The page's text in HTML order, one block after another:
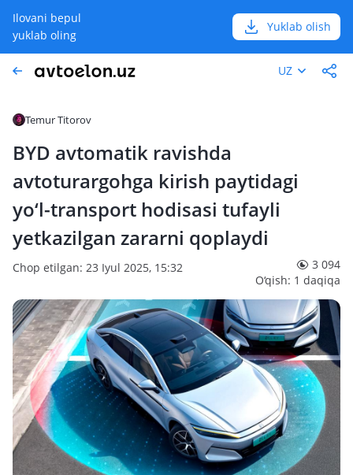
Ilovani bepul
yuklab oling
Yuklab olish
UZ
Temur Titorov
BYD avtomatik ravishda
avtoturargohga kirish paytidagi
yo‘l-transport hodisasi tufayli
yetkazilgan zararni qoplaydi
Chop etilgan: 23 Iyul 2025, 15:32
3 094
O‘qish: 1 daqiqa